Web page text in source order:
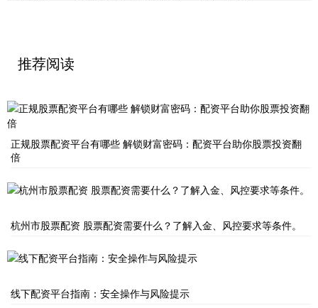
推荐阅读
正规股票配资平台有哪些 解锁财富密码：配资平台助你股票投资翻
倍
杭州市股票配资 股票配资需要什么？了解入金、风控要求等条件。
线下配资平台指南：安全操作与风险提示